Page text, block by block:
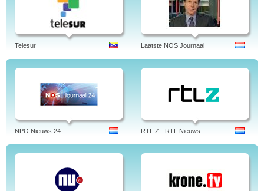
Telesur Laatste NOS Journaal
NPO Nieuws 24 RTL Z - RTL Nieuws